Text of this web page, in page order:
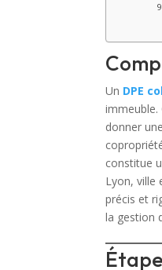
Un DPE
immeuble.
donner
constitue
Lyon, ville
précis et
la gestion